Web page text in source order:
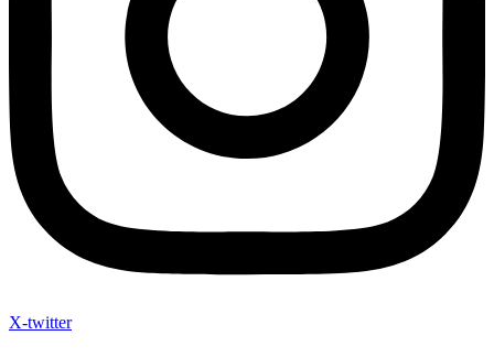
X-twitter